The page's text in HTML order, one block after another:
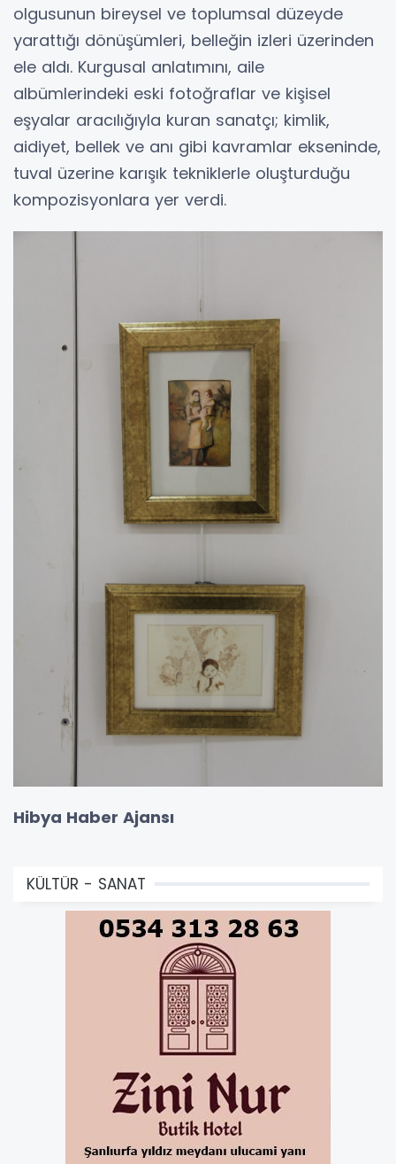
olgusunun bireysel ve toplumsal düzeyde
yarattığı dönüşümleri, belleğin izleri üzerinden
ele aldı. Kurgusal anlatımını, aile
albümlerindeki eski fotoğraflar ve kişisel
eşyalar aracılığıyla kuran sanatçı; kimlik,
aidiyet, bellek ve anı gibi kavramlar ekseninde,
tuval üzerine karışık tekniklerle oluşturduğu
kompozisyonlara yer verdi.
Hibya Haber Ajansı
KÜLTÜR - SANAT